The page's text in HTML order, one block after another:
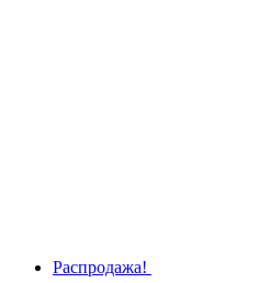
Распродажа!